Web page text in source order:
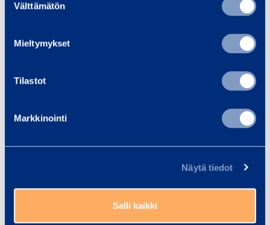
valinta
Välttämätön
Mieltymykset
Tilastot
Markkinointi
Näytä tiedot
Salli kaikki
Huomioi:
Henkilökohtaiset putoamissuojaimet,
Käytä nostinta harkiten ja rauhallisesti.
Noston aikana ei kiipeillä tai poistuta korista.
Vältä kuorman lisäämistä ylhäällä.
Älä aiheuta nostimelle sivuttaisvoimia.